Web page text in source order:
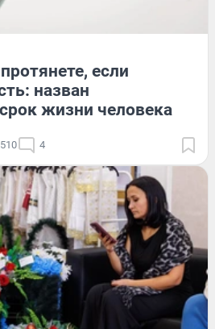
если
назван
жизни человека
4